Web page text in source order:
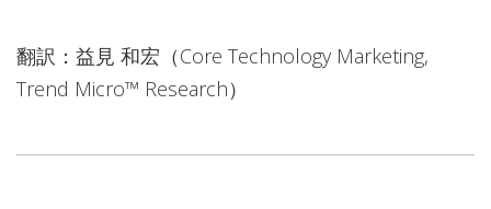
翻訳：益見 和宏（Core Technology Marketing,
Trend Micro™ Research）